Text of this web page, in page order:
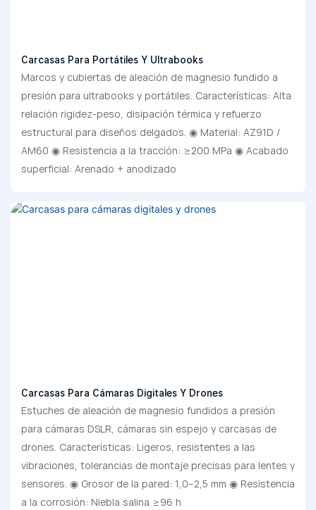
Carcasas Para Portátiles Y Ultrabooks
Marcos y cubiertas de aleación de magnesio fundido a
presión para ultrabooks y portátiles. Características: Alta
relación rigidez-peso, disipación térmica y refuerzo
estructural para diseños delgados. ◉ Material: AZ91D /
AM60 ◉ Resistencia a la tracción: ≥200 MPa ◉ Acabado
superficial: Arenado + anodizado
Carcasas Para Cámaras Digitales Y Drones
Estuches de aleación de magnesio fundidos a presión
para cámaras DSLR, cámaras sin espejo y carcasas de
drones. Características: Ligeros, resistentes a las
vibraciones, tolerancias de montaje precisas para lentes y
sensores. ◉ Grosor de la pared: 1,0–2,5 mm ◉ Resistencia
a la corrosión: Niebla salina ≥96 h